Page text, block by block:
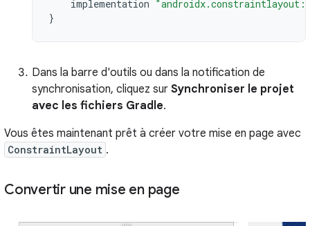
implementation
}
Dans la barre d'outils ou dans la notification de
synchronisation, cliquez sur Synchroniser le projet
avec les fichiers Gradle.
Vous êtes maintenant prêt à créer votre mise en page avec
ConstraintLayout .
Convertir une mise en page